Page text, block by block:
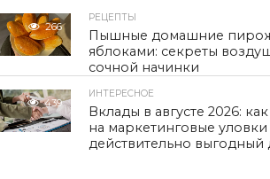
266
РЕЦЕПТЫ
Пышные домашние
яблоками: секреты
сочной начинки
439
ИНТЕРЕСНОЕ
Вклады в августе 2026:
на маркетинговые
действительно выгодный